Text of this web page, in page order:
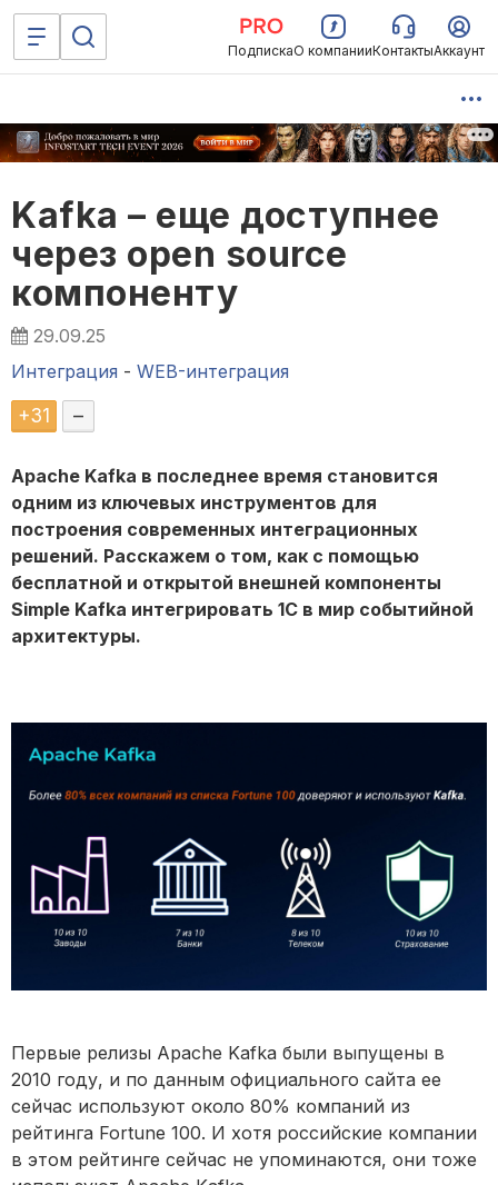
ПодпискаО компанииКонтактыАккаунт
Kafka – еще доступнее
через open source
компоненту
29.09.25
Интеграция - WEB-интеграция
+31 –
Apache Kafka в последнее время становится
одним из ключевых инструментов для
построения современных интеграционных
решений. Расскажем о том, как с помощью
бесплатной и открытой внешней компоненты
Simple Kafka интегрировать 1С в мир событийной
архитектуры.
Первые релизы Apache Kafka были выпущены в
2010 году, и по данным официального сайта ее
сейчас используют около 80% компаний из
рейтинга Fortune 100. И хотя российские компании
в этом рейтинге сейчас не упоминаются, они тоже